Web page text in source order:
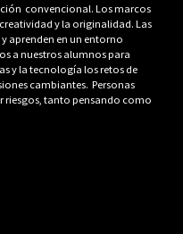
convencional. Los marcos
y la originalidad. Las
aprenden en un entorno
a nuestros alumnos para
y la tecnología los retos de
cambiantes. Personas
riesgos, tanto pensando como